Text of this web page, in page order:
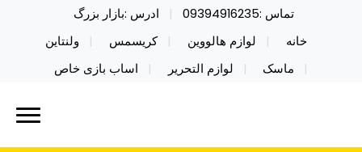
تماس :09394916235
ادرس :بازار بزرگ
خانه
لوازم هالووین کریسمس
ولنتاین
ماسک
لوازم التحریر اساب بازی خاص
نایکر توی فروش عمده لوازم هالووین
خرید محصولات خاص فیجت اسباب بازی تراول ماگ نایکر